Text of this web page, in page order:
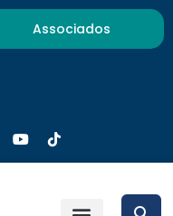
Associados